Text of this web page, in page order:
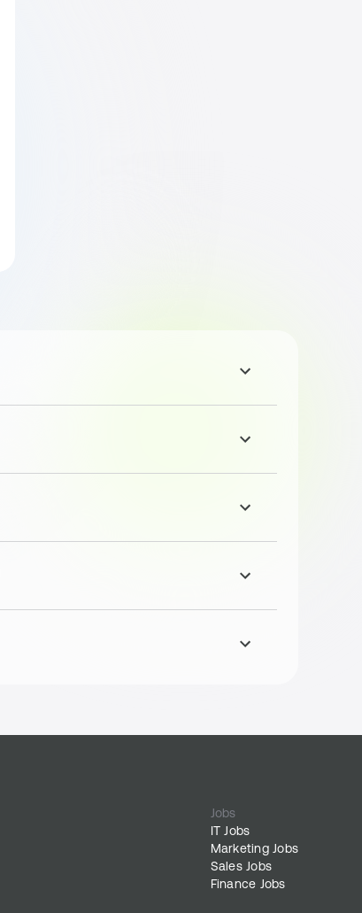
Jobs
IT Jobs
Marketing Jobs
Sales Jobs
Finance Jobs